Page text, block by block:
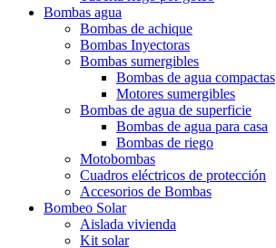
Bombas agua
Bombas de achique
Bombas Inyectoras
Bombas sumergibles
Bombas de agua compactas
Motores sumergibles
Bombas de agua de superficie
Bombas de agua para casa
Bombas de riego
Motobombas
Cuadros eléctricos de protección
Accesorios de Bombas
Bombeo Solar
Aislada vivienda
Kit solar